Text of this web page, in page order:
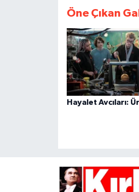
Öne Çıkan
Hayalet Avcıları: